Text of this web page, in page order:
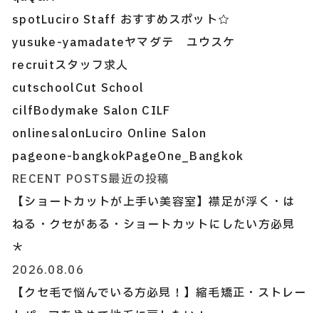
spotLuciro Staff おすすめスポット☆
yusuke-yamadateヤマダテ ユウスケ
recruitスタッフ求人
cutschoolCut School
cilfBodymake Salon CILF
onlinesalonLuciro Online Salon
pageone-bangkokPageOne_Bangkok
RECENT POSTS最近の投稿
【ショートカットが上手い美容室】襟足が浮く・は
ねる・クセがある・ショートカットにしたい方必見
＊
2026.08.06
【クセ毛で悩んでいる方必見！】縮毛矯正・ストレー